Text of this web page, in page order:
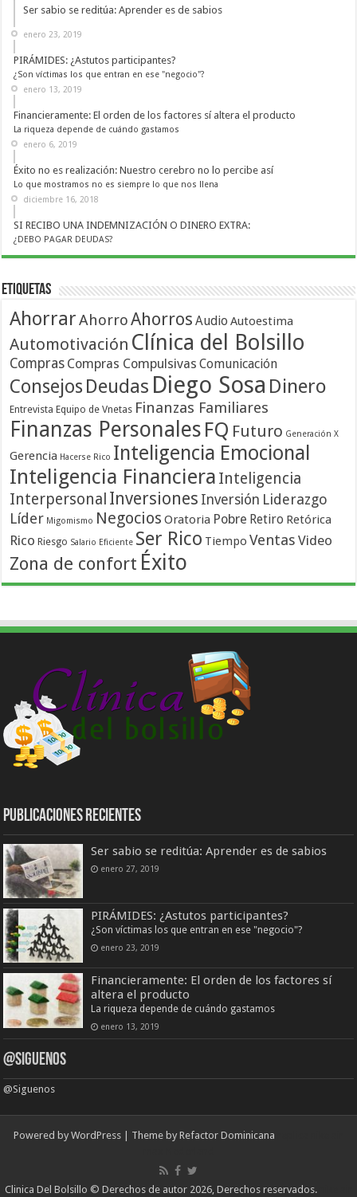
Ser sabio se reditúa: Aprender es de sabios
enero 23, 2019
PIRÁMIDES: ¿Astutos participantes?
¿Son víctimas los que entran en ese "negocio"?
enero 13, 2019
Financieramente: El orden de los factores sí altera el producto
La riqueza depende de cuándo gastamos
enero 6, 2019
Éxito no es realización: Nuestro cerebro no lo percibe así
Lo que mostramos no es siempre lo que nos llena
diciembre 16, 2018
SI RECIBO UNA INDEMNIZACIÓN O DINERO EXTRA:
¿DEBO PAGAR DEUDAS?
Etiquetas
AhorrarAhorroAhorros Audio Autoestima
Automotivación Clínica del Bolsillo
Compras Compras Compulsivas Comunicación
Consejos Deudas Diego Sosa Dinero
Entrevista Equipo de Vnetas Finanzas Familiares
Finanzas Personales FQ Futuro Generación X
Gerencia Hacerse Rico Inteligencia Emocional
Inteligencia Financiera Inteligencia
Interpersonal Inversiones Inversión Liderazgo
Líder Migomismo Negocios Oratoria Pobre Retiro Retórica
Rico Riesgo Salario Eficiente Ser Rico Tiempo Ventas Video
Zona de confort Éxito
Publicaciones Recientes
Ser sabio se reditúa: Aprender es de sabios
enero 27, 2019
PIRÁMIDES: ¿Astutos participantes?
¿Son víctimas los que entran en ese "negocio"?
enero 23, 2019
Financieramente: El orden de los factores sí
altera el producto
La riqueza depende de cuándo gastamos
enero 13, 2019
@Siguenos
@Siguenos
Powered by WordPress | Theme by Refactor Dominicana
Clinica Del Bolsillo © Derechos de autor 2026, Derechos reservados.